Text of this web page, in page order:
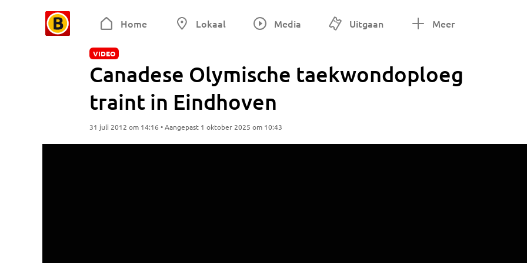
Home Lokaal Media Uitgaan Meer
VIDEO
Canadese Olymische taekwondoploeg
traint in Eindhoven
31 juli 2012 om 14:16 • Aangepast 1 oktober 2025 om 10:43